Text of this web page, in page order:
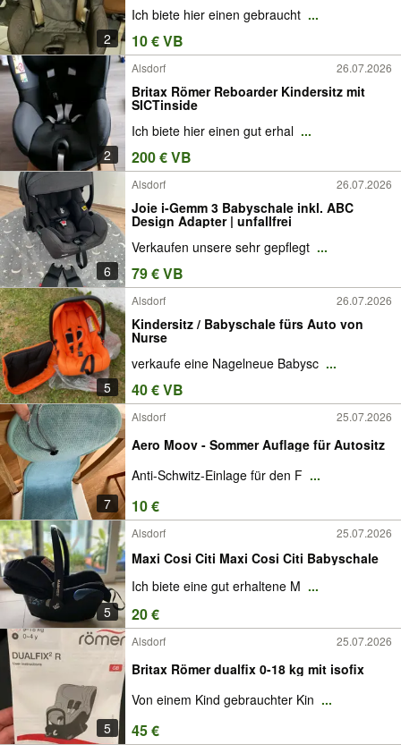
2
Ich biete hier einen gebraucht ...
10 € VB
2
Alsdorf 26.07.2026
Britax Römer Reboarder Kindersitz mit
SICTinside
Ich biete hier einen gut erhal ...
200 € VB
6
Alsdorf 26.07.2026
Joie i-Gemm 3 Babyschale inkl. ABC
Design Adapter | unfallfrei
Verkaufen unsere sehr gepflegt ...
79 € VB
5
Alsdorf 26.07.2026
Kindersitz / Babyschale fürs Auto von
Nurse
verkaufe eine Nagelneue Babysc ...
40 € VB
7
Alsdorf 25.07.2026
Aero Moov - Sommer Auflage für Autositz
Anti-Schwitz-Einlage für den F ...
10 €
5
Alsdorf 25.07.2026
Maxi Cosi Citi Maxi Cosi Citi Babyschale
Ich biete eine gut erhaltene M ...
20 €
5
Alsdorf 25.07.2026
Britax Römer dualfix 0-18 kg mit isofix
Von einem Kind gebrauchter Kin ...
45 €